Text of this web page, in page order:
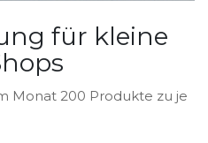
für kleine
Monat 200 Produkte zu je